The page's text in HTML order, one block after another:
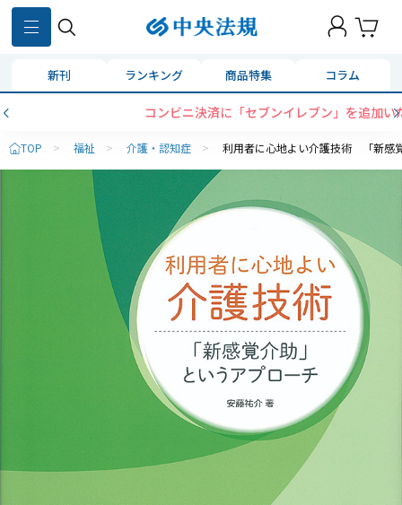
新刊 ランキング 商品特集 コラム
コンビニ決済に「セブンイレブン」を追加いたしました
TOP > 福祉 > 介護・認知症 > 利用者に心地よい介護技術 「新感